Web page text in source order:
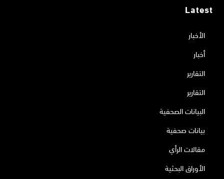
Latest
الأخبار
أخبار
التقارير
التقارير
البيانات الصحفية
بيانات صحفية
مقالات الرأي
الأوراق البحثية